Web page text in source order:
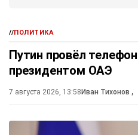
//ПОЛИТИКА
Путин провёл
президентом ОАЭ
7 августа 2026, 13:58 Иван Тихонов ,